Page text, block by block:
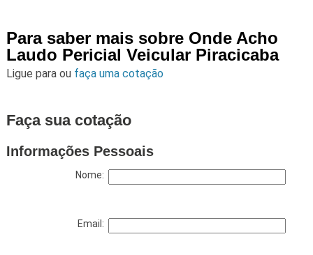
Para saber mais sobre Onde Acho
Laudo Pericial Veicular Piracicaba
Ligue para ou faça uma cotação
Faça sua cotação
Informações Pessoais
Nome:
Email: